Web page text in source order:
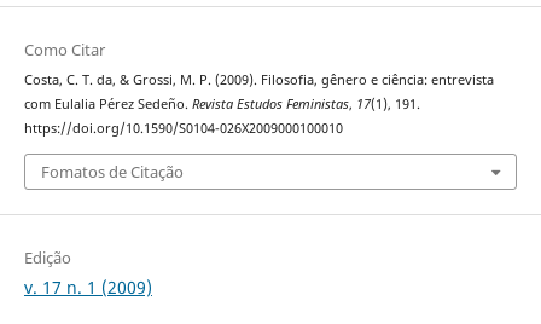
Como Citar
Costa, C. T. da, & Grossi, M. P. (2009). Filosofia, gênero e ciência: entrevista
com Eulalia Pérez Sedeño. Revista Estudos Feministas, 17(1), 191.
https://doi.org/10.1590/S0104-026X2009000100010
Fomatos de Citação
Edição
v. 17 n. 1 (2009)